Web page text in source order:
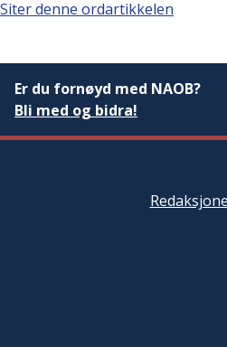
Siter denne ordartikkelen
Er du fornøyd med NAOB?
Bli med og bidra!